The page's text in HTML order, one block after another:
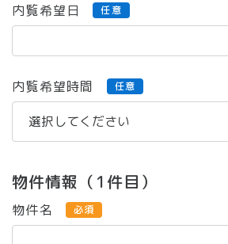
内覧希望日 任意
内覧希望時間 任意
物件情報（1件目）
物件名 必須